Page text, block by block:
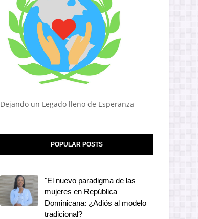
Dejando un Legado lleno de Esperanza
POPULAR POSTS
"El nuevo paradigma de las
mujeres en República
Dominicana: ¿Adiós al modelo
tradicional?